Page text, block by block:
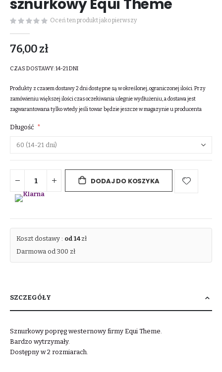
sznurkowy Equi Theme
Oceń ten produkt jako pierwszy
76,00 zł
CZAS DOSTAWY:14-21 DNI
Produkty z czasem dostawy 2 dni dostępne są w określonej, ograniczonej ilości. Przy
zamówieniu większej ilości czas oczekiwania ulegnie wydłużeniu, a dostawa jest
zagwarantowana tylko wtedy jeśli towar będzie jeszcze w magazynie u producenta
Długość
DODAJ DO KOSZYKA
Koszt dostawy : od 14zł
Darmowa od 300 zł
SZCZEGÓŁY
Sznurkowy popręg westernowy firmy Equi Theme.
Bardzo wytrzymały.
Dostępny w 2 rozmiarach.